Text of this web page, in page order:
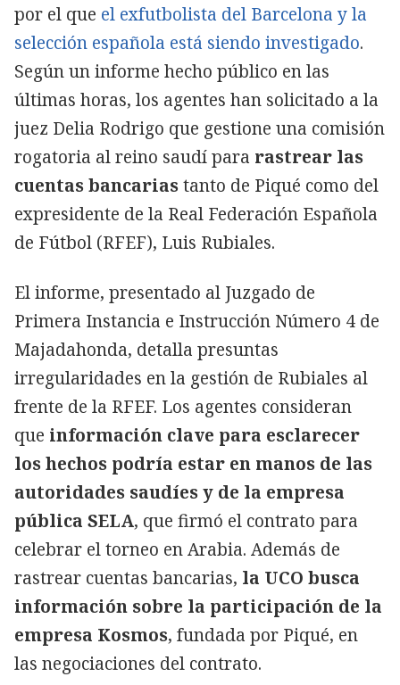
por el que el exfutbolista del Barcelona y la
selección española está siendo investigado.
Según un informe hecho público en las
últimas horas, los agentes han solicitado a la
juez Delia Rodrigo que gestione una comisión
rogatoria al reino saudí para rastrear las
cuentas bancariastanto de Piqué como del
expresidente de la Real Federación Española
de Fútbol (RFEF), Luis Rubiales.
El informe, presentado al Juzgado de
Primera Instancia e Instrucción Número 4 de
Majadahonda, detalla presuntas
irregularidades en la gestión de Rubiales al
frente de la RFEF. Los agentes consideran
que información clave para esclarecer
los hechos podría estar en manos de las
autoridades saudíes y de la empresa
pública SELA, que firmó el contrato para
celebrar el torneo en Arabia. Además de
rastrear cuentas bancarias, la UCO busca
información sobre la participación de la
empresa Kosmos, fundada por Piqué, en
las negociaciones del contrato.